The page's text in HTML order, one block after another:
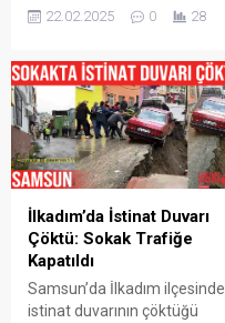
ele geçirildi. Edinilen bilgiye
Müdürlüğü Kaçakçılık ve
Organize Suçlarla Mücadele
(KOM) Şube Müdürlüğü
ekipleri tarafından İlkadım
ilçesinde kaçak tütün ve
makaron satışına yönelik
yürütülen çalışmalarda iki
farklı ikamete operasyon
düzenlendi. Yapılan
operasyonda...
22.02.2025 0 28
İlkadım’da İstinat Duvarı
Çöktü: Sokak Trafiğe
Kapatıldı
Samsun’da İlkadım ilçesinde
istinat duvarının çöktüğü